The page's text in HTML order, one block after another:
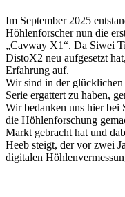
Im September 2025
Höhlenforscher nun die
„Cavway X1“. Da Siwei
DistoX2 neu aufgesetzt
Erfahrung auf.
Wir sind in der glücklichen
Serie ergattert zu haben,
Wir bedanken uns hier
die Höhlenforschung
Markt gebracht hat und
Heeb steigt, der vor zwei
digitalen